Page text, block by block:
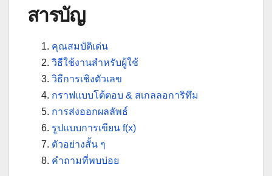
สารบัญ
คุณสมบัติเด่น
วิธีใช้งานสำหรับผู้ใช้
วิธีการเชิงตัวเลข
กราฟแบบโต้ตอบ & สเกลลอการิทึม
การส่งออกผลลัพธ์
รูปแบบการเขียน f(x)
ตัวอย่างสั้น ๆ
คำถามที่พบบ่อย